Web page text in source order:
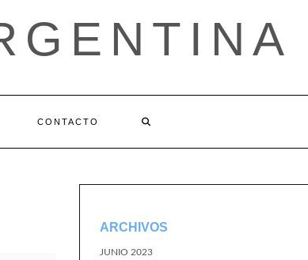
CONTACTO
ARCHIVOS
JUNIO 2023